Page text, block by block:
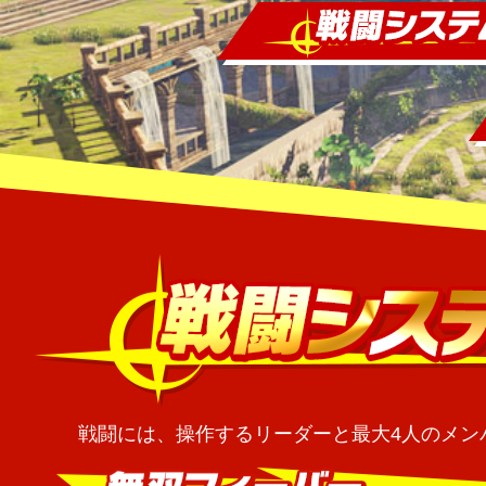
戦闘には、操作するリーダーと最大4人のメ